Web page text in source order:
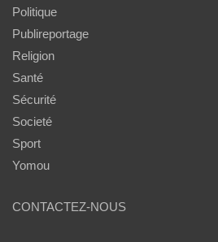
Politique
Publireportage
Religion
Santé
Sécurité
Societé
Sport
Yomou
CONTACTEZ-NOUS